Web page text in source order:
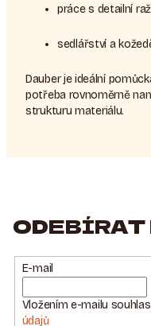
práce s detailní
sedlářství a
Dauber je ideální
potřeba rovnoměrně
strukturu materiálu.
ODEBÍRAT
E-mail
Vložením e-mailu
údajů